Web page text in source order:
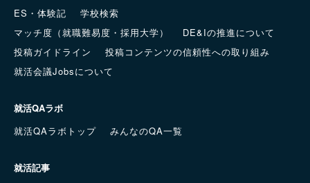
ES・体験記
学校検索
マッチ度（就職難易度・採用大学）
DE&Iの推進について
投稿ガイドライン
投稿コンテンツの信頼性への取り組み
就活会議Jobsについて
就活QAラボ
就活QAラボトップ
みんなのQA一覧
就活記事